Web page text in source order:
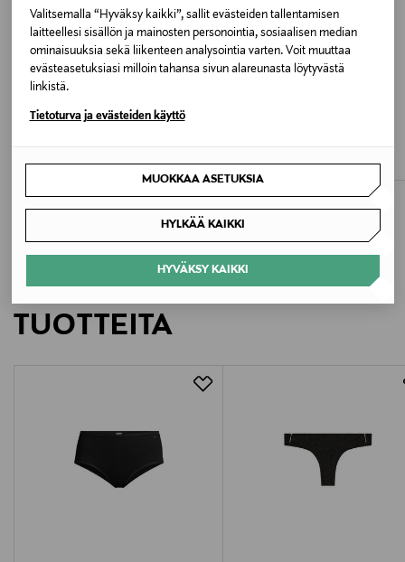
Valitsemalla “Hyväksy kaikki”, sallit evästeiden tallentamisen
laitteellesi sisällön ja mainosten personointia, sosiaalisen median
ominaisuuksia sekä liikenteen analysointia varten. Voit muuttaa
evästeasetuksiasi milloin tahansa sivun alareunasta löytyvästä
linkistä.
Tietoturva ja evästeiden käyttö
MUOKKAA ASETUKSIA
HYLKÄÄ KAIKKI
HYVÄKSY KAIKKI
703 BAILEY
Valmistusmaa
Kiina
Auf Steingen 6, 72459 Albstadt (Germany)
alusvaatteet, slip, Mey, naisten alushousut,
saumattomat alushousut
ETUKUPONKITUOTE
MEY
Original Price
24,95 €
LISÄÄ KIINNOSTAVIA
TUOTTEITA